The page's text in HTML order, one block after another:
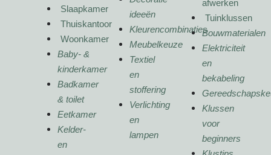
Slaapkamer
Thuiskantoor
Woonkamer
Baby- &
kinderkamer
Badkamer
& toilet
Eetkamer
Kelder-
en
ideeën
Kleurencombinaties
Meubelkeuze
Textiel
en
stoffering
Verlichting
en
lampen
afwerken
Tuinklussen
Bouwmaterialen
Elektriciteit
en
bekabeling
Klussen
voor
beginners